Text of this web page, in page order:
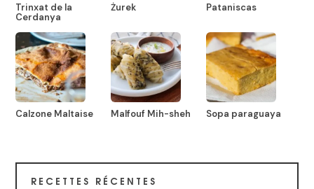
Trinxat de la
Cerdanya
Żurek Pataniscas
Calzone Maltaise Malfouf Mih-sheh Sopa paraguaya
RECETTES RÉCENTES